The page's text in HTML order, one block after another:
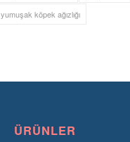
yumuşak köpek ağızlığı
ÜRÜNLER